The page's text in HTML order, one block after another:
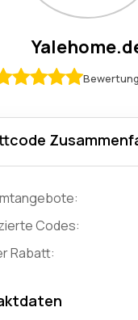
Bewertung
Codes:
Rabatt: